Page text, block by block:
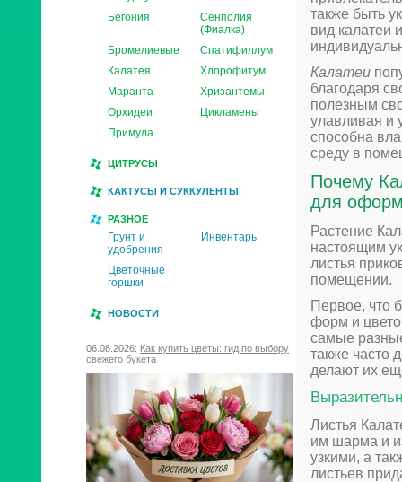
Бегония
Сенполия
(Фиалка)
Бромелиевые
Спатифиллум
Калатея
Хлорофитум
Маранта
Хризантемы
Орхидеи
Цикламены
Примула
ЦИТРУСЫ
КАКТУСЫ И СУККУЛЕНТЫ
РАЗНОЕ
Грунт и
удобрения
Инвентарь
Цветочные
горшки
НОВОСТИ
06.08.2026: Как купить цветы: гид по выбору
свежего букета
также быть
вид калатеи
Калатеи
благодаря
полезным
улавливая и
способна
среду в
Почему
для
Растение
настоящим
листья
помещении.
Первое, что
форм и
самые
также часто
делают их
Листья
им шарма и
узкими, а
листьев